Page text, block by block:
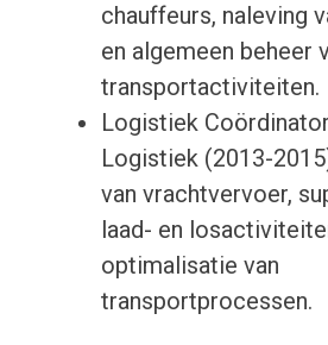
chauffeurs, naleving
en algemeen beheer
transportactiviteiten.
Logistiek
Logistiek (2013-
van vrachtvervoer,
laad- en
optimalisatie van
transportprocessen.